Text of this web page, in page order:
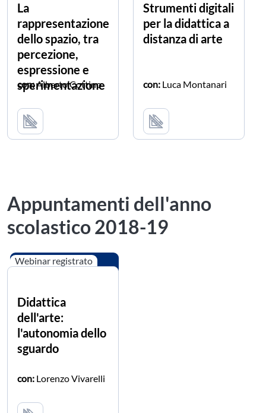
La
rappresentazione
dello spazio, tra
percezione,
espressione e
sperimentazione
con:Alberto Cottino
Strumenti digitali
per la didattica a
distanza di arte
con: Luca Montanari
Appuntamenti dell'anno
scolastico 2018-19
Webinar registrato
Didattica
dell'arte:
l'autonomia dello
sguardo
con: Lorenzo Vivarelli